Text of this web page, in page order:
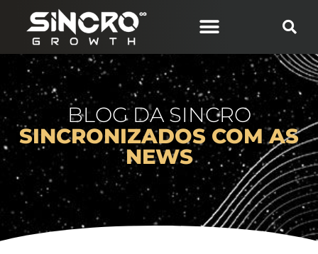
BLOG DA SINCRO
SINCRONIZADOS COM AS
NEWS